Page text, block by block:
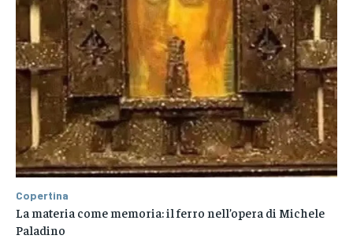
Copertina
La materia come memoria: il ferro nell’opera di Michele
Paladino